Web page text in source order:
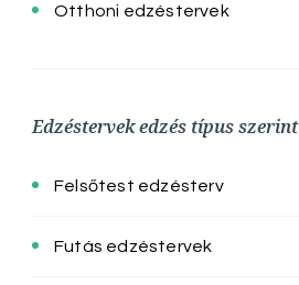
Otthoni edzéstervek
Edzéstervek edzés típus szerint
Felsőtest edzésterv
Futás edzéstervek